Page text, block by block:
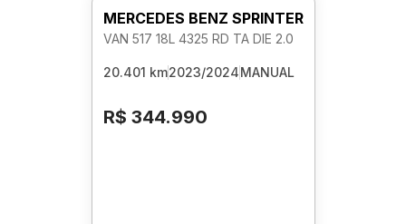
MERCEDES BENZ SPRINTER
VAN 517 18L 4325 RD TA DIE 2.0
20.401 km2023/2024MANUAL
R$ 344.990